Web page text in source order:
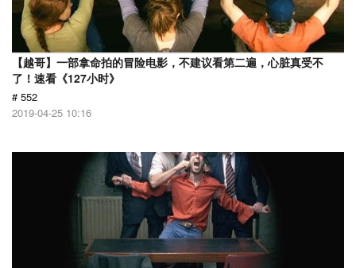
【越哥】一部拿命拍的冒险电影，不建议看第二遍，心脏真受不
了！速看《127小时》
# 552
2019-04-25 10:16